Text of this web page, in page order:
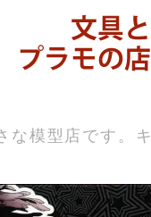
な模型店です。